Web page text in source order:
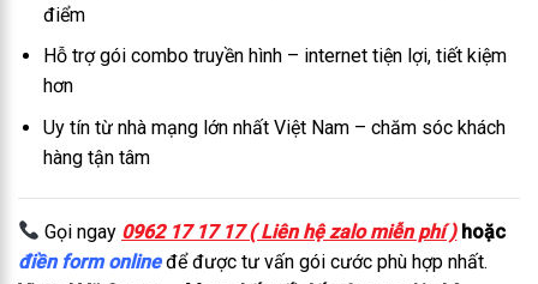
điểm
Hỗ trợ gói combo truyền hình – internet tiện lợi, tiết kiệm
hơn
Uy tín từ nhà mạng lớn nhất Việt Nam – chăm sóc khách
hàng tận tâm
Gọi ngay 0962 17 17 17 ( Liên hệ zalo miễn phí )hoặc
điền form onlineđể được tư vấn gói cước phù hợp nhất.